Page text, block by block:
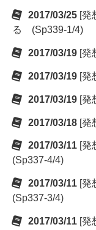
2017/03/25 [発
る (Sp339-1/4)
2017/03/19 [発
2017/03/19 [発
2017/03/19 [発
2017/03/18 [発
2017/03/11 [
(Sp337-4/4)
2017/03/11 [発
(Sp337-3/4)
2017/03/11 [発